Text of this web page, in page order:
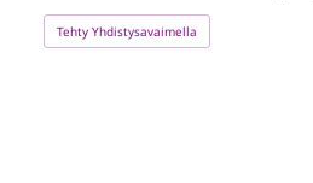
Tehty Yhdistysavaimella